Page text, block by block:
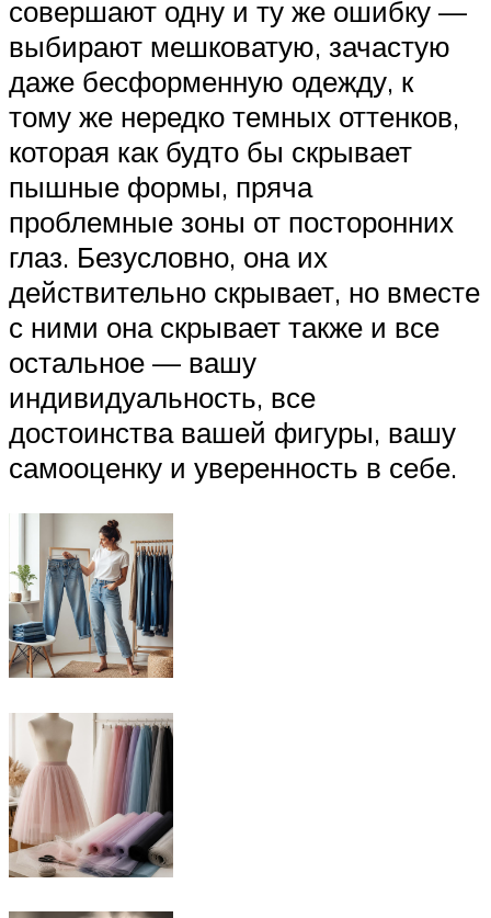
совершают одну и ту же ошибку —
выбирают мешковатую, зачастую
даже бесформенную одежду, к
тому же нередко темных оттенков,
которая как будто бы скрывает
пышные формы, пряча
проблемные зоны от посторонних
глаз. Безусловно, она их
действительно скрывает, но вместе
с ними она скрывает также и все
остальное — вашу
индивидуальность, все
достоинства вашей фигуры, вашу
самооценку и уверенность в себе.